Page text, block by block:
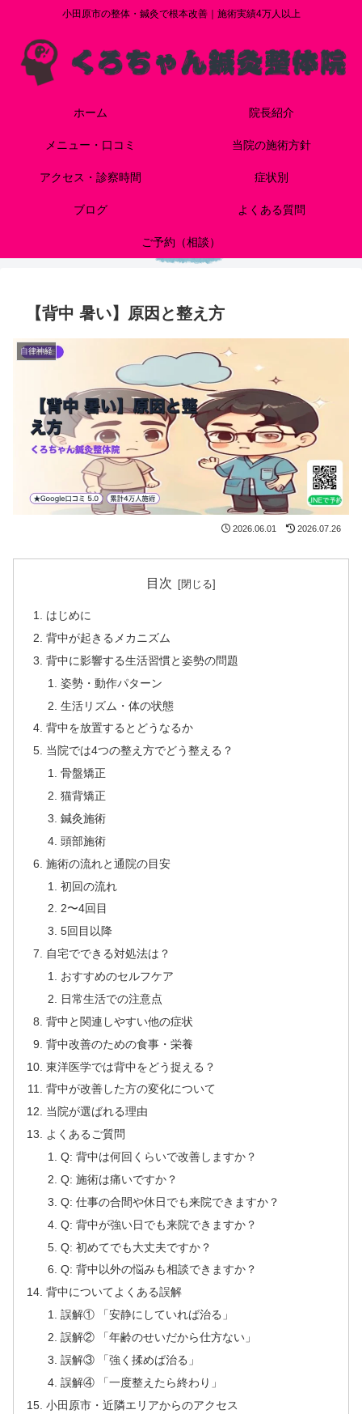
小田原市の整体・鍼灸で根本改善｜施術実績4万人以上
ホーム 院長紹介
メニュー・口コミ 当院の施術方針
アクセス・診察時間 症状別
ブログ よくある質問
ご予約（相談）
【背中 暑い】原因と整え方
自律神経
2026.06.01 2026.07.26
目次
はじめに
背中が起きるメカニズム
背中に影響する生活習慣と姿勢の問題
姿勢・動作パターン
生活リズム・体の状態
背中を放置するとどうなるか
当院では4つの整え方でどう整える？
骨盤矯正
猫背矯正
鍼灸施術
頭部施術
施術の流れと通院の目安
初回の流れ
2〜4回目
5回目以降
自宅でできる対処法は？
おすすめのセルフケア
日常生活での注意点
背中と関連しやすい他の症状
背中改善のための食事・栄養
東洋医学では背中をどう捉える？
背中が改善した方の変化について
当院が選ばれる理由
よくあるご質問
Q: 背中は何回くらいで改善しますか？
Q: 施術は痛いですか？
Q: 仕事の合間や休日でも来院できますか？
Q: 背中が強い日でも来院できますか？
Q: 初めてでも大丈夫ですか？
Q: 背中以外の悩みも相談できますか？
背中についてよくある誤解
誤解① 「安静にしていれば治る」
誤解② 「年齢のせいだから仕方ない」
誤解③ 「強く揉めば治る」
誤解④ 「一度整えたら終わり」
小田原市・近隣エリアからのアクセス